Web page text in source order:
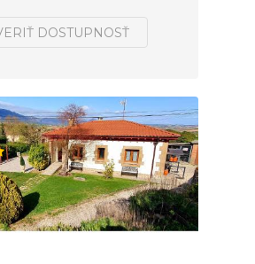
DOSTUPNOSŤ